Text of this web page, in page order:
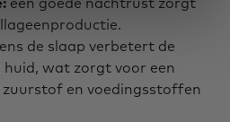
de slaap verbetert de
huid, wat zorgt voor een
en voedingsstoffen